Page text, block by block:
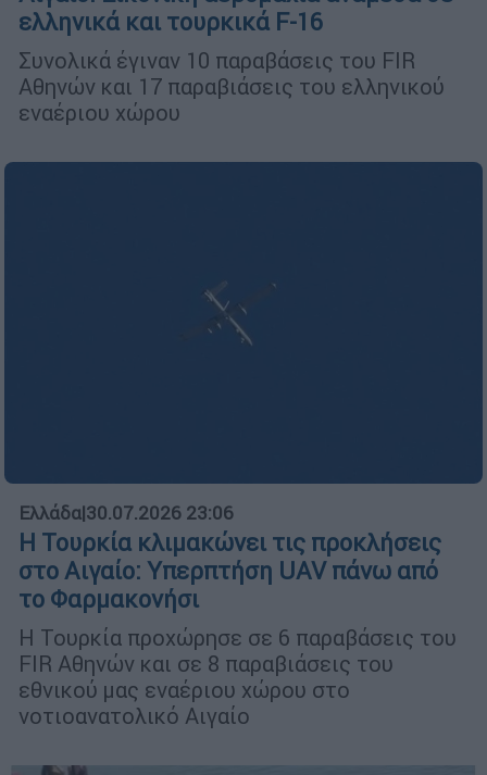
ελληνικά και τουρκικά F-16
Συνολικά έγιναν 10 παραβάσεις του FIR
Αθηνών και 17 παραβιάσεις του ελληνικού
εναέριου χώρου
Ελλάδα|30.07.2026 23:06
Η Τουρκία κλιμακώνει τις προκλήσεις
στο Αιγαίο: Υπερπτήση UAV πάνω από
το Φαρμακονήσι
Η Τουρκία προχώρησε σε 6 παραβάσεις του
FIR Αθηνών και σε 8 παραβιάσεις του
εθνικού μας εναέριου χώρου στο
νοτιοανατολικό Αιγαίο